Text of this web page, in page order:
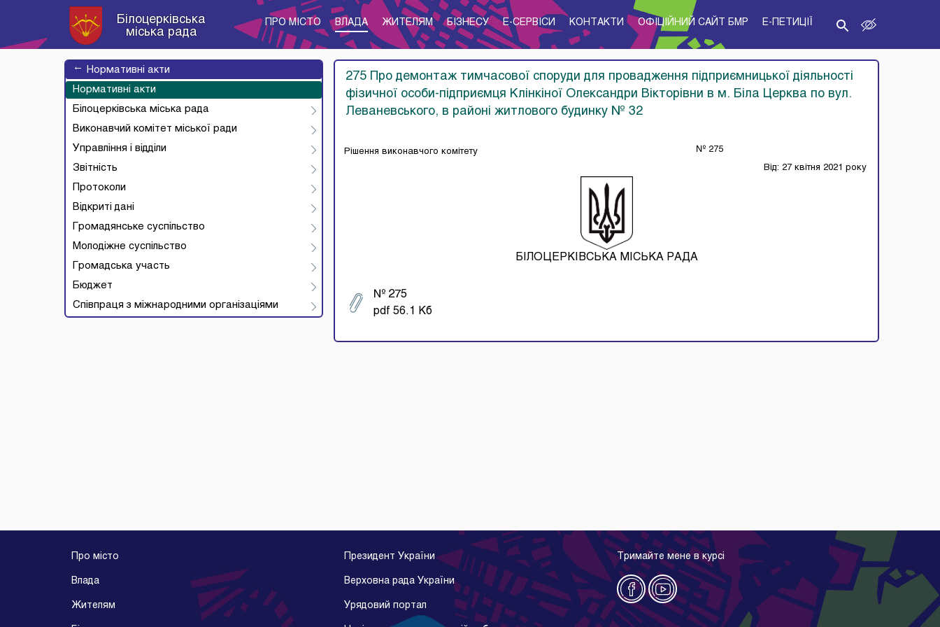
Білоцерківська
міська рада
ПРО МІСТО ВЛАДА ЖИТЕЛЯМ БІЗНЕСУ E-CЕРВІСИ КОНТАКТИ ОФІЦІЙНИЙ САЙТ БМР E-ПЕТИЦІЇ
→
Нормативні акти
Нормативні акти
Білоцерківська міська рада
Виконавчий комітет міської ради
Управління і відділи
Звітність
Протоколи
Відкриті дані
Громадянське суспільство
Молодіжне суспільство
Громадська участь
Бюджет
Співпраця з міжнародними організаціями
275 Про демонтаж тимчасової споруди для провадження підприємницької діяльності
фізичної особи-підприємця Клінкіної Олександри Вікторівни в м. Біла Церква по вул.
Леваневського, в районі житлового будинку № 32
Рішення виконавчого комітету № 275
Від: 27 квітня 2021 року
БІЛОЦЕРКІВСЬКА МІСЬКА РАДА
№ 275
pdf 56.1 Кб
Про місто
Влада
Жителям
Президент України
Верховна рада України
Урядовий портал
Тримайте мене в курсі